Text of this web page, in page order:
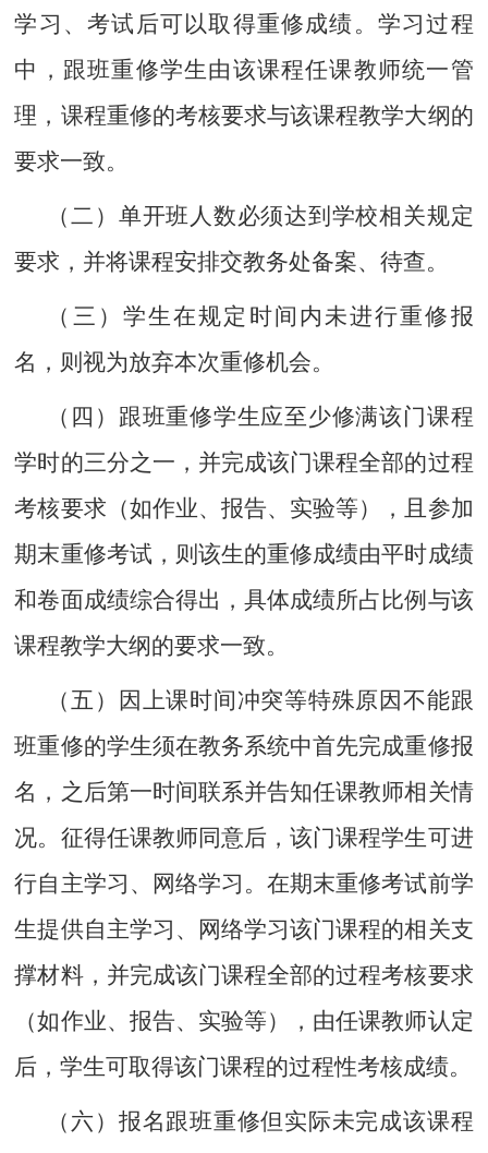
学习、考试后可以取得重修成绩。学习过程
中，跟班重修学生由该课程任课教师统一管
理，课程重修的考核要求与该课程教学大纲的
要求一致。
（二）单开班人数必须达到学校相关规定
要求，并将课程安排交教务处备案、待查。
（三）学生在规定时间内未进行重修报
名，则视为放弃本次重修机会。
（四）跟班重修学生应至少修满该门课程
学时的三分之一，并完成该门课程全部的过程
考核要求（如作业、报告、实验等），且参加
期末重修考试，则该生的重修成绩由平时成绩
和卷面成绩综合得出，具体成绩所占比例与该
课程教学大纲的要求一致。
（五）因上课时间冲突等特殊原因不能跟
班重修的学生须在教务系统中首先完成重修报
名，之后第一时间联系并告知任课教师相关情
况。征得任课教师同意后，该门课程学生可进
行自主学习、网络学习。在期末重修考试前学
生提供自主学习、网络学习该门课程的相关支
撑材料，并完成该门课程全部的过程考核要求
（如作业、报告、实验等），由任课教师认定
后，学生可取得该门课程的过程性考核成绩。
（六）报名跟班重修但实际未完成该课程